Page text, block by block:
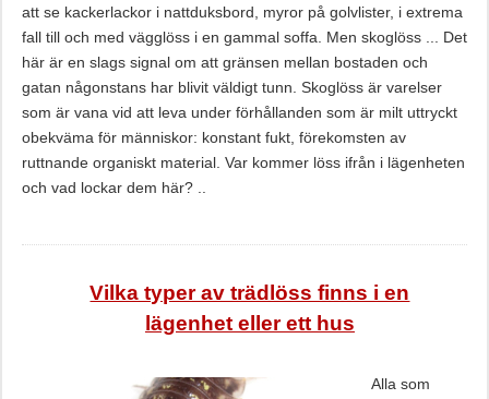
att se kackerlackor i nattduksbord, myror på golvlister, i extrema
fall till och med vägglöss i en gammal soffa. Men skoglöss ... Det
här är en slags signal om att gränsen mellan bostaden och
gatan någonstans har blivit väldigt tunn. Skoglöss är varelser
som är vana vid att leva under förhållanden som är milt uttryckt
obekväma för människor: konstant fukt, förekomsten av
ruttnande organiskt material. Var kommer löss ifrån i lägenheten
och vad lockar dem här? ..
Vilka typer av trädlöss finns i en
lägenhet eller ett hus
Alla som